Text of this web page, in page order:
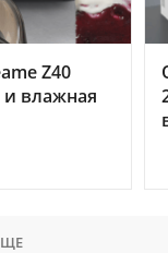
Z40
и влажная